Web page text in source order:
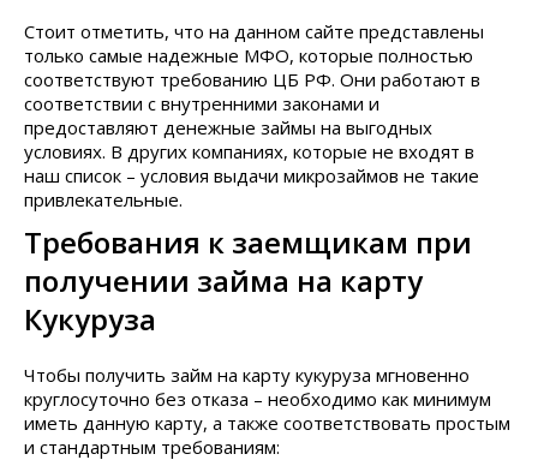
Стоит отметить, что на данном сайте представлены
только самые надежные МФО, которые полностью
соответствуют требованию ЦБ РФ. Они работают в
соответствии с внутренними законами и
предоставляют денежные займы на выгодных
условиях. В других компаниях, которые не входят в
наш список – условия выдачи микрозаймов не такие
привлекательные.
Требования к заемщикам при
получении займа на карту
Кукуруза
Чтобы получить займ на карту кукуруза мгновенно
круглосуточно без отказа – необходимо как минимум
иметь данную карту, а также соответствовать простым
и стандартным требованиям: